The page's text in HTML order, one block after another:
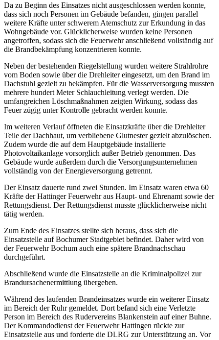
Da zu Beginn des Einsatzes nicht ausgeschlossen werden konnte,
dass sich noch Personen im Gebäude befanden, gingen parallel
weitere Kräfte unter schwerem Atemschutz zur Erkundung in das
Wohngebäude vor. Glücklicherweise wurden keine Personen
angetroffen, sodass sich die Feuerwehr anschließend vollständig auf
die Brandbekämpfung konzentrieren konnte.
Neben der bestehenden Riegelstellung wurden weitere Strahlrohre
vom Boden sowie über die Drehleiter eingesetzt, um den Brand im
Dachstuhl gezielt zu bekämpfen. Für die Wasserversorgung mussten
mehrere hundert Meter Schlauchleitung verlegt werden. Die
umfangreichen Löschmaßnahmen zeigten Wirkung, sodass das
Feuer zügig unter Kontrolle gebracht werden konnte.
Im weiteren Verlauf öffneten die Einsatzkräfte über die Drehleiter
Teile der Dachhaut, um verbliebene Glutnester gezielt abzulöschen.
Zudem wurde die auf dem Hauptgebäude installierte
Photovoltaikanlage vorsorglich außer Betrieb genommen. Das
Gebäude wurde außerdem durch die Versorgungsunternehmen
vollständig von der Energieversorgung getrennt.
Der Einsatz dauerte rund zwei Stunden. Im Einsatz waren etwa 60
Kräfte der Hattinger Feuerwehr aus Haupt- und Ehrenamt sowie der
Rettungsdienst. Der Rettungsdienst musste glücklicherweise nicht
tätig werden.
Zum Ende des Einsatzes stellte sich heraus, dass sich die
Einsatzstelle auf Bochumer Stadtgebiet befindet. Daher wird von
der Feuerwehr Bochum auch eine spätere Brandnachschau
durchgeführt.
Abschließend wurde die Einsatzstelle an die Kriminalpolizei zur
Brandursachenermittlung übergeben.
Während des laufenden Brandeinsatzes wurde ein weiterer Einsatz
im Bereich der Ruhr gemeldet. Dort befand sich eine Verletzte
Person im Bereich des Rudervereins Blankenstein auf einer Buhne.
Der Kommandodienst der Feuerwehr Hattingen rückte zur
Einsatzstelle aus und forderte die DLRG zur Unterstützung an. Vor